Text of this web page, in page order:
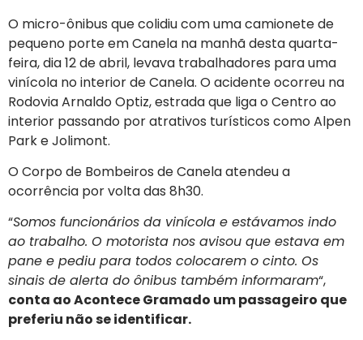
O micro-ônibus que colidiu com uma camionete de
pequeno porte em Canela na manhã desta quarta-
feira, dia 12 de abril, levava trabalhadores para uma
vinícola no interior de Canela. O acidente ocorreu na
Rodovia Arnaldo Optiz, estrada que liga o Centro ao
interior passando por atrativos turísticos como Alpen
Park e Jolimont.
O Corpo de Bombeiros de Canela atendeu a
ocorrência por volta das 8h30.
“Somos funcionários da vinícola e estávamos indo
ao trabalho. O motorista nos avisou que estava em
pane e pediu para todos colocarem o cinto. Os
sinais de alerta do ônibus também informaram“,
conta ao Acontece Gramado um passageiro que
preferiu não se identificar.